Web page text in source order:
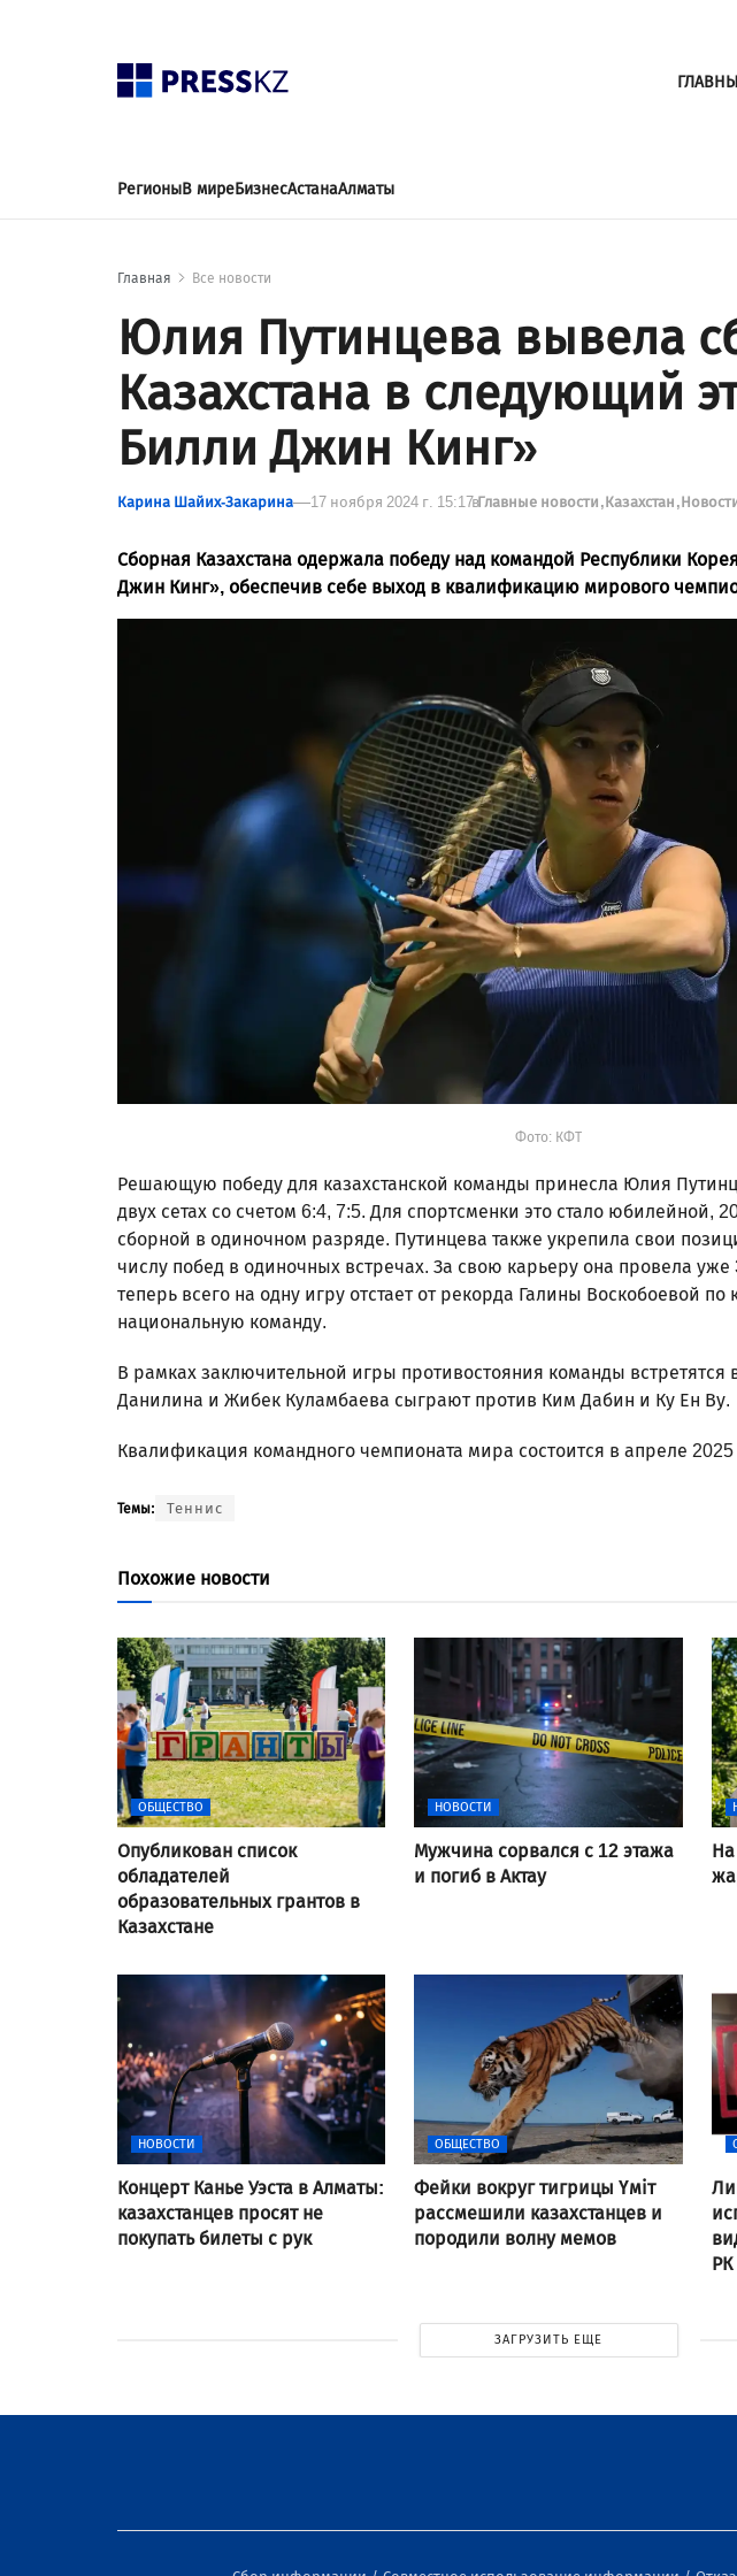
РегионыВ миреБизнесАстанаАлматы
Главная Все новости
Юлия Путинцева вывела
Казахстана в следующий
Билли Джин Кинг»
Карина Шайих-Закарина 17 ноября 2024 г. 15:17вГлавные новости Казахстан
Сборная Казахстана одержала победу над командой Республики
Джин Кинг», обеспечив себе выход в квалификацию мирового
Фото: КФТ
Решающую победу для казахстанской команды принесла Юлия
двух сетах со счетом 6:4, 7:5. Для спортсменки это стало юбилейной,
сборной в одиночном разряде. Путинцева также укрепила свои
числу побед в одиночных встречах. За свою карьеру она провела
теперь всего на одну игру отстает от рекорда Галины Воскобоевой по
национальную команду.
В рамках заключительной игры противостояния команды встретятся
Данилина и Жибек Куламбаева сыграют против Ким Дабин и Ку Ен Ву.
Квалификация командного чемпионата мира состоится в апреле 2025
Темы: Теннис
Похожие новости
ОБЩЕСТВО
Опубликован список
обладателей
образовательных грантов в
Казахстане
НОВОСТИ
Мужчина сорвался с 12 этажа
и погиб в Актау
На
НОВОСТИ
Концерт Канье Уэста в Алматы:
казахстанцев просят не
покупать билеты с рук
ОБЩЕСТВО
Фейки вокруг тигрицы Үміт
рассмешили казахстанцев и
породили волну мемов
РК
ЗАГРУЗИТЬ ЕЩЕ